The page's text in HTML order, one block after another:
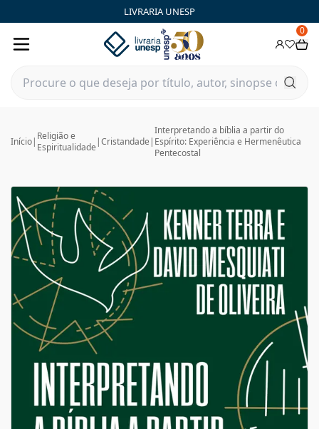
LIVRARIA UNESP
0
Início| Religião e
Espiritualidade |Cristandade |
Interpretando a bíblia a partir do
Espírito: Experiência e Hermenêutica
Pentecostal